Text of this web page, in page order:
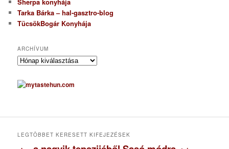
Tarka Bárka – hal-gasztro-blog
TücsökBogár Konyhája
ARCHÍVUM
A
c
h
u
LEGTÖBBET KERESETT KIFEJEZÉSEK